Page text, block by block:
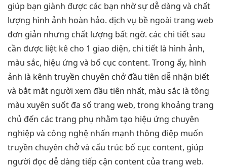
giúp bạn giành được các bạn nhờ sự dễ dàng và chất
lượng hình ảnh hoàn hảo. dịch vụ bề ngoài trang web
đơn giản nhưng chất lượng bất ngờ. các chi tiết sau
cần được liệt kê cho 1 giao diện, chi tiết là hình ảnh,
màu sắc, hiệu ứng và bố cục content. Trong ấy, hình
ảnh là kênh truyền chuyên chở đầu tiên dễ nhận biết
và bắt mắt người xem đầu tiên nhất, màu sắc là tông
màu xuyên suốt đa số trang web, trong khoảng trang
chủ đến các trang phụ nhằm tạo hiệu ứng chuyên
nghiệp và công nghệ nhấn mạnh thông điệp muốn
truyền chuyên chở và cấu trúc bố cục content, giúp
người đọc dễ dàng tiếp cận content của trang web.